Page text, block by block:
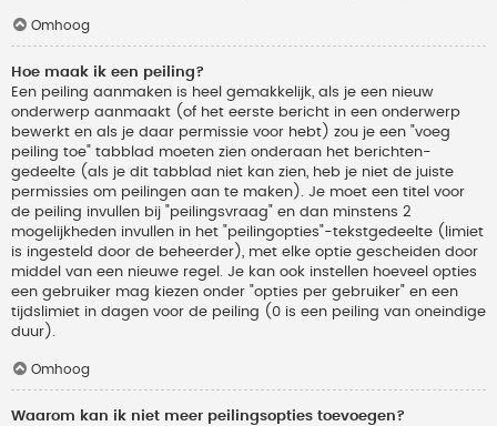
Omhoog
Hoe maak ik een peiling?
Een peiling aanmaken is heel gemakkelijk, als je een nieuw
onderwerp aanmaakt (of het eerste bericht in een onderwerp
bewerkt en als je daar permissie voor hebt) zou je een "voeg
peiling toe" tabblad moeten zien onderaan het berichten-
gedeelte (als je dit tabblad niet kan zien, heb je niet de juiste
permissies om peilingen aan te maken). Je moet een titel voor
de peiling invullen bij "peilingsvraag" en dan minstens 2
mogelijkheden invullen in het "peilingopties"-tekstgedeelte (limiet
is ingesteld door de beheerder), met elke optie gescheiden door
middel van een nieuwe regel. Je kan ook instellen hoeveel opties
een gebruiker mag kiezen onder "opties per gebruiker" en een
tijdslimiet in dagen voor de peiling (0 is een peiling van oneindige
duur).
Omhoog
Waarom kan ik niet meer peilingsopties toevoegen?